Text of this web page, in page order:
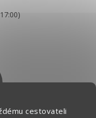
cestovateli